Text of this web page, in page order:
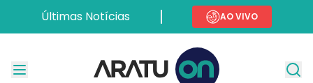
Últimas Notícias AO VIVO